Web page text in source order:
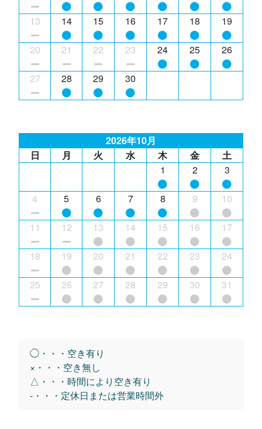
13 14 15 16 17 18 19
20 21 22 23 24 25 26
27 28 29 30
2026年10月
日
月 火 水 木 金
土
1
2 3
4 5 6 7 8 9 10
11 12 13 14 15 16 17
18 19 20 21 22 23 24
25 26 27 28 29 30 31
◯・・・空き有り
×・・・空き無し
△・・・時間により空き有り
-・・・定休日または営業時間外